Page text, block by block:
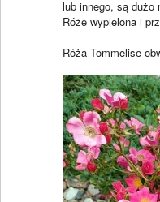
lub innego, są dużo
Róże wypielona i
Róża Tommelise